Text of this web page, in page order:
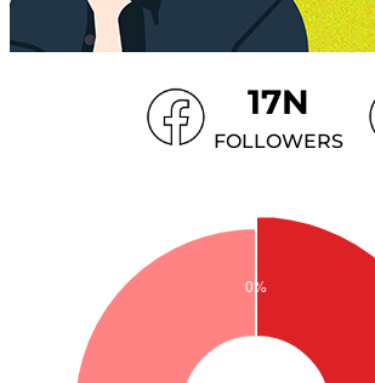
17N
FOLLOWERS